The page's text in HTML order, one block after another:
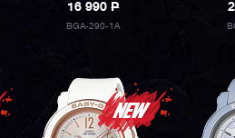
16 990P
BGA-290-1A